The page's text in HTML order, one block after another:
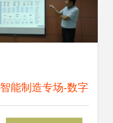
智能制造专场-数字